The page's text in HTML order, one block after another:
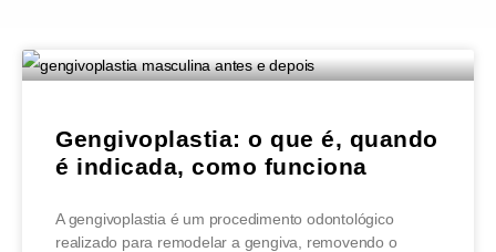
Gengivoplastia: o que é, quando
é indicada, como funciona
A gengivoplastia é um procedimento odontológico
realizado para remodelar a gengiva, removendo o